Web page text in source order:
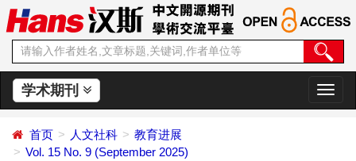
学术期刊
切
换
首页 人文社科
教育进展
Vol. 15 No. 9 (September 2025)